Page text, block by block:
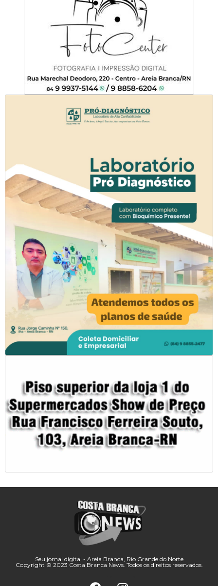
Seu jornal digital - Areia Branca, Rio Grande do Norte
Copyright © 2023 Costa Branca News. Todos os direitos reservados.